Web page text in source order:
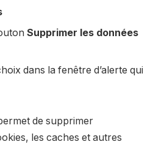
Supprimer les données
dans la fenêtre d’alerte qui
de supprimer
les caches et autres